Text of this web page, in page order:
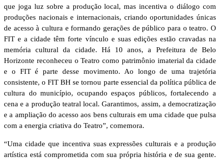
que joga luz sobre a produção local, mas incentiva o diálogo com
produções nacionais e internacionais, criando oportunidades únicas
de acesso à cultura e formando gerações de público para o teatro. O
FIT e a cidade têm forte vínculo e suas edições estão cravadas na
memória cultural da cidade. Há 10 anos, a Prefeitura de Belo
Horizonte reconheceu o Teatro como patrimônio imaterial da cidade
e o FIT é parte desse movimento. Ao longo de uma trajetória
consistente, o FIT BH se tornou parte essencial da política pública de
cultura do município, ocupando espaços públicos, fortalecendo a
cena e a produção teatral local. Garantimos, assim, a democratização
e a ampliação do acesso aos bens culturais em uma cidade que pulsa
com a energia criativa do Teatro”, comemora.
“Uma cidade que incentiva suas expressões culturais e a produção
artística está comprometida com sua própria história e de sua gente.